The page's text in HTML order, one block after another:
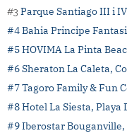
#3 Parque Santiago III i
#4 Bahia Principe
#5 HOVIMA La Pinta
#6 Sheraton La Caleta,
#7 Tagoro Family & Fun
#8 Hotel La Siesta, Playa
#9 Iberostar Bouganville,